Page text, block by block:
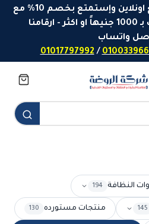
او إدفع اونلاين وإستمتع بخصم 10% مع
شحن مجاني لأي طلب بـ 1000 جنيهاً او اكثر - ارقامنا
واتساب
/
01017797992
النظافة 194
145 منتجات مستورده 130